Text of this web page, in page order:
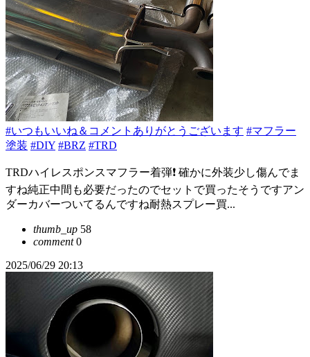
#いつもいいね＆コメントありがとうございます #マフラー
塗装 #DIY #BRZ #TRD
TRDハイレスポンスマフラー着弾❗️ 確かに外装少し傷んでま
すね純正中間も必要だったのでセットで買ったそうですアン
ダーカバーついてるんですね耐熱スプレー買...
thumb_up 58
comment0
2025/06/29 20:13